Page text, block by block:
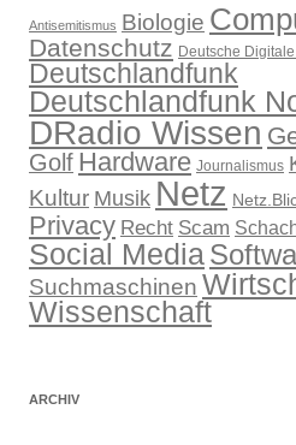
Antisemitismus Biologie
Datenschutz Deutsche
Deutschlandfunk
Deutschlandfunk
DRadio Wissen
Golf Hardware Journalismus
Kultur Musik Netz
Privacy Recht Scam
Social Media
Suchmaschinen
Wissenschaft
ARCHIV